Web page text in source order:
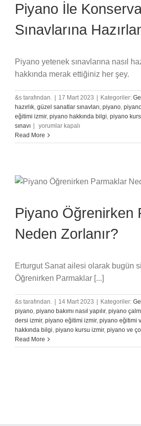
Piyano İle
Sınavlarına
Piyano yetenek sınavlarına nasıl
hakkında merak ettiğiniz her şey.
&s tarafından. 17 Mart 2023 Kategoriler:
hazırlık, güzel sanatlar sınavları, piyano,
eğitimi izmir, piyano hakkında bilgi, piyano
sınavı
Piyano
İle
Konservatuar
yorumlar kapalı
Read More
Piyano Öğrenirken
Neden Zorlanır?
Erturgut Sanat ailesi olarak bugün
Öğrenirken Parmaklar [...]
&s tarafından. 14 Mart 2023 Kategoriler:
piyano, piyano bakımı nasıl yapılır, piyano
dersi izmir, piyano eğitimi izmir, piyano eğitimi
hakkında bilgi, piyano kursu izmir, piyano ve
Read More